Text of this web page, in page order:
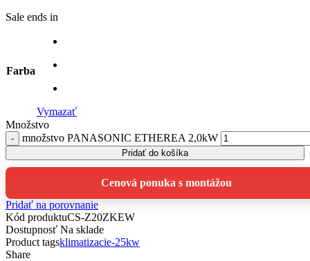
Sale ends in
Farba
Vymazať
Množstvo
množstvo PANASONIC ETHEREA 2,0kW
Pridať do košíka
Cenová ponuka s montážou
Pridať na porovnanie
Kód produktuCS-Z20ZKEW
Dostupnosť Na sklade
Product tagsklimatizacie-25kw
Share